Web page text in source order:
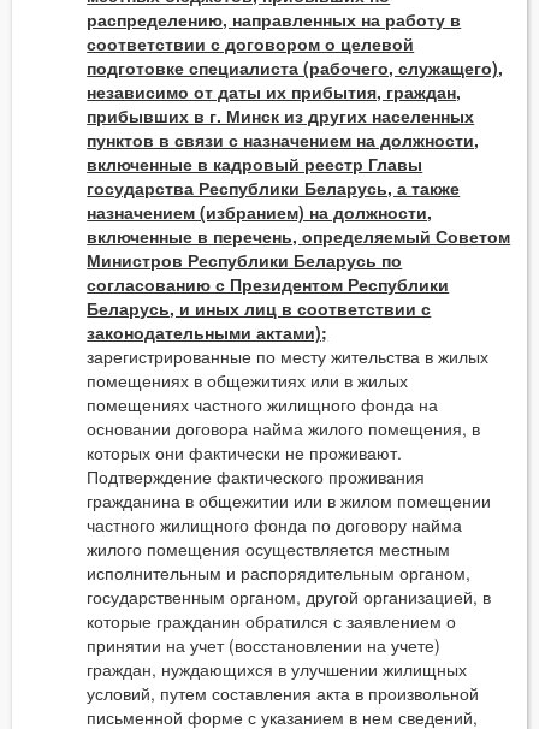
распределению, направленных на работу в
соответствии с договором о целевой
подготовке специалиста (рабочего, служащего),
независимо от даты их прибытия, граждан,
прибывших в г. Минск из других населенных
пунктов в связи с назначением на должности,
включенные в кадровый реестр Главы
государства Республики Беларусь, а также
назначением (избранием) на должности,
включенные в перечень, определяемый Советом
Министров Республики Беларусь по
согласованию с Президентом Республики
Беларусь, и иных лиц в соответствии с
законодательными актами);
зарегистрированные по месту жительства в жилых
помещениях в общежитиях или в жилых
помещениях частного жилищного фонда на
основании договора найма жилого помещения, в
которых они фактически не проживают.
Подтверждение фактического проживания
гражданина в общежитии или в жилом помещении
частного жилищного фонда по договору найма
жилого помещения осуществляется местным
исполнительным и распорядительным органом,
государственным органом, другой организацией, в
которые гражданин обратился с заявлением о
принятии на учет (восстановлении на учете)
граждан, нуждающихся в улучшении жилищных
условий, путем составления акта в произвольной
письменной форме с указанием в нем сведений,